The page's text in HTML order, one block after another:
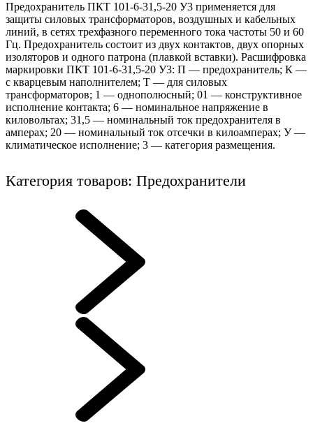
Предохранитель ПКТ 101-6-31,5-20 У3 применяется для
защиты силовых трансформаторов, воздушных и кабельных
линий, в сетях трехфазного переменного тока частоты 50 и 60
Гц. Предохранитель состоит из двух контактов, двух опорных
изоляторов и одного патрона (плавкой вставки). Расшифровка
маркировки ПКТ 101-6-31,5-20 У3: П — предохранитель; К —
с кварцевым наполнителем; Т — для силовых
трансформаторов; 1 — однополюсный; 01 — конструктивное
исполнение контакта; 6 — номинальное напряжение в
киловольтах; 31,5 — номинальный ток предохранителя в
амперах; 20 — номинальный ток отсечки в килоамперах; У —
климатическое исполнение; 3 — категория размещения.
Категория товаров: Предохранители